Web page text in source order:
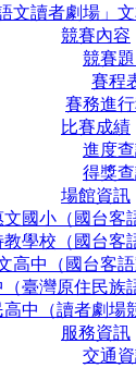
文讀者劇場」
競賽內容
競賽題
賽程
賽務進
比賽成績
進度
得獎
場館資訊
文國小（國台客
教學校（國台客
高中（國台客語
臺灣原住民族
高中（讀者劇場
服務資訊
交通